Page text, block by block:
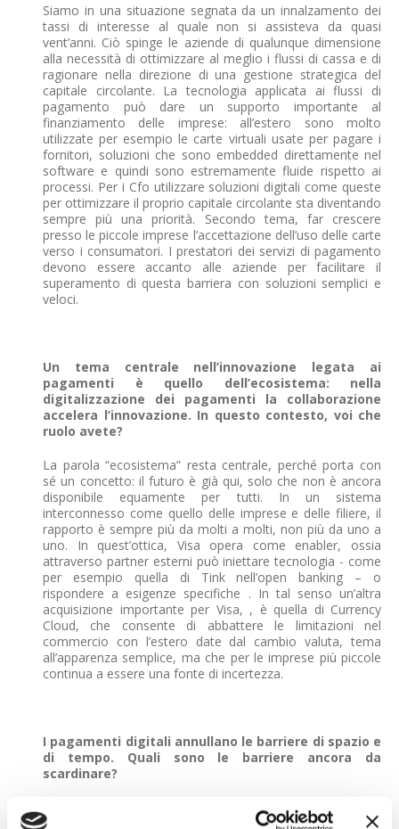
Siamo in una situazione segnata da un innalzamento dei
tassi di interesse al quale non si assisteva da quasi
vent’anni. Ciò spinge le aziende di qualunque dimensione
alla necessità di ottimizzare al meglio i flussi di cassa e di
ragionare nella direzione di una gestione strategica del
capitale circolante. La tecnologia applicata ai flussi di
pagamento può dare un supporto importante al
finanziamento delle imprese: all’estero sono molto
utilizzate per esempio le carte virtuali usate per pagare i
fornitori, soluzioni che sono embedded direttamente nel
software e quindi sono estremamente fluide rispetto ai
processi. Per i Cfo utilizzare soluzioni digitali come queste
per ottimizzare il proprio capitale circolante sta diventando
sempre più una priorità. Secondo tema, far crescere
presso le piccole imprese l’accettazione dell’uso delle carte
verso i consumatori. I prestatori dei servizi di pagamento
devono essere accanto alle aziende per facilitare il
superamento di questa barriera con soluzioni semplici e
veloci.
Un tema centrale nell’innovazione legata ai
pagamenti è quello dell’ecosistema: nella
digitalizzazione dei pagamenti la collaborazione
accelera l’innovazione. In questo contesto, voi che
ruolo avete?
La parola “ecosistema” resta centrale, perché porta con
sé un concetto: il futuro è già qui, solo che non è ancora
disponibile equamente per tutti. In un sistema
interconnesso come quello delle imprese e delle filiere, il
rapporto è sempre più da molti a molti, non più da uno a
uno. In quest’ottica, Visa opera come enabler, ossia
attraverso partner esterni può iniettare tecnologia - come
per esempio quella di Tink nell’open banking – o
rispondere a esigenze specifiche . In tal senso un’altra
acquisizione importante per Visa, , è quella di Currency
Cloud, che consente di abbattere le limitazioni nel
commercio con l’estero date dal cambio valuta, tema
all’apparenza semplice, ma che per le imprese più piccole
continua a essere una fonte di incertezza.
I pagamenti digitali annullano le barriere di spazio e
di tempo. Quali sono le barriere ancora da
scardinare?
In Italia la barriera più grossa, o meglio la sfida da vincere,
è ancora quella culturale. Siamo un Paese avvezzo al